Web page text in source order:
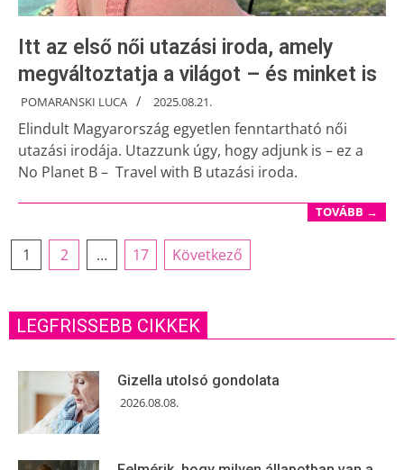
Itt az első női utazási iroda, amely
megváltoztatja a világot – és minket is
POMARANSKI LUCA 2025.08.21.
Elindult Magyarország egyetlen fenntartható női
utazási irodája. Utazzunk úgy, hogy adjunk is – ez a
No Planet B – Travel with B utazási iroda.
TOVÁBB →
1 2 … 17 Következő
LEGFRISSEBB CIKKEK
Gizella utolsó gondolata
2026.08.08.